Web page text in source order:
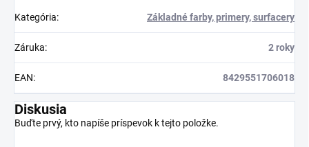
Kategória: Základné farby, primery, surfacery
Záruka: 2 roky
EAN: 8429551706018
Diskusia
Buďte prvý, kto napíše príspevok k tejto položke.